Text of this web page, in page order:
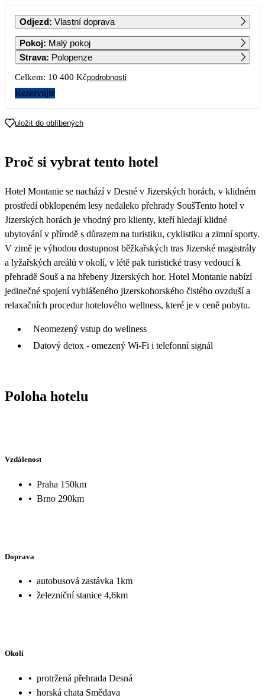
PO ÚT ST ČT PÁ SO NE
1 2
3 4 5 6 7 8 9
17
24 25 26 27
31
Odjezd: Vlastní doprava
Pokoj: Malý pokoj
Strava: Polopenze
Celkem: 10 400 Kčpodrobnosti
Rezervujte
uložit do oblíbených
Proč si vybrat tento hotel
Hotel Montanie se nachází v Desné v Jizerských horách, v klidném
prostředí obklopeném lesy nedaleko přehrady SoušTento hotel v
Jizerských horách je vhodný pro klienty, kteří hledají klidné
ubytování v přírodě s důrazem na turistiku, cyklistiku a zimní sporty.
V zimě je výhodou dostupnost běžkařských tras Jizerské magistrály
a lyžařských areálů v okolí, v létě pak turistické trasy vedoucí k
přehradě Souš a na hřebeny Jizerských hor. Hotel Montanie nabízí
jedinečné spojení vyhlášeného jizerskohorského čistého ovzduší a
relaxačních procedur hotelového wellness, které je v ceně pobytu.
Neomezený vstup do wellness
Datový detox - omezený Wi-Fi i telefonní signál
Poloha hotelu
Vzdálenost
• Praha 150km
• Brno 290km
Doprava
• autobusová zastávka 1km
• železniční stanice 4,6km
Okolí
• protržená přehrada Desná
• horská chata Smědava